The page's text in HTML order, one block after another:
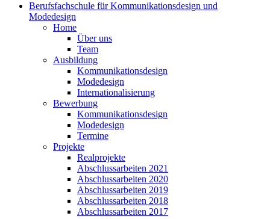
Berufsfachschule für Kommunikationsdesign und
Modedesign
Home
Über uns
Team
Ausbildung
Kommunikationsdesign
Modedesign
Internationalisierung
Bewerbung
Kommunikationsdesign
Modedesign
Termine
Projekte
Realprojekte
Abschlussarbeiten 2021
Abschlussarbeiten 2020
Abschlussarbeiten 2019
Abschlussarbeiten 2018
Abschlussarbeiten 2017